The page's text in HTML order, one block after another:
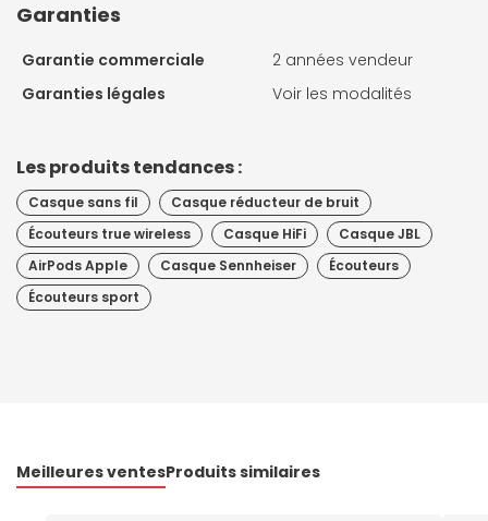
Garanties
Garantie commerciale
2 années vendeur
Garanties légales
Voir les modalités
Les produits tendances :
Casque sans fil
Casque réducteur de bruit
Écouteurs true wireless
Casque HiFi
Casque JBL
AirPods Apple
Casque Sennheiser
Écouteurs
Écouteurs sport
Meilleures ventesProduits similaires